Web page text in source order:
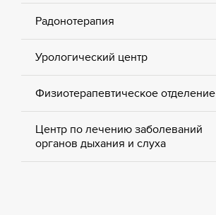
Радонотерапия
Урологический центр
Физиотерапевтическое отделение
Центр по лечению заболеваний
органов дыхания и слуха